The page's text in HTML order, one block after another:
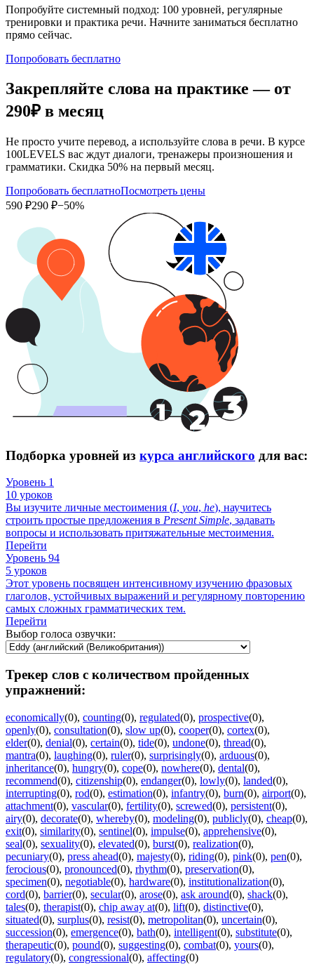
Попробуйте системный подход: 100 уровней, регулярные
тренировки и практика речи. Начните заниматься бесплатно
прямо сейчас.
Попробовать бесплатно
Закрепляйте слова на практике — от
290₽ в месяц
Не просто учите перевод, а используйте слова в речи. В курсе
100LEVELS вас ждут диалоги, тренажеры произношения и
грамматики. Скидка 50% на первый месяц.
Попробовать бесплатноПосмотреть цены
590 ₽290 ₽−50%
Подборка уровней из курса английского для вас:
Уровень 1
10 уроков
Вы изучите личные местоимения (I, you, he), научитесь
строить простые предложения в Present Simple, задавать
вопросы и использовать притяжательные местоимения.
Перейти
Уровень 94
5 уроков
Этот уровень посвящен интенсивному изучению фразовых
глаголов, устойчивых выражений и регулярному повторению
самых сложных грамматических тем.
Перейти
Выбор голоса озвучки:
Трекер слов с количеством пройденных
упражнений:
economically(0), counting(0), regulated(0), prospective(0),
openly(0), consultation(0), slow up(0), cooper(0), cortex(0),
elder(0), denial(0), certain(0), tide(0), undone(0), thread(0),
mantra(0), laughing(0), ruler(0), surprisingly(0), arduous(0),
inheritance(0), hungry(0), cope(0), nowhere(0), dental(0),
recommend(0), citizenship(0), endanger(0), lowly(0), landed(0),
interrupting(0), rod(0), estimation(0), infantry(0), burn(0), airport(0),
attachment(0), vascular(0), fertility(0), screwed(0), persistent(0),
airy(0), decorate(0), whereby(0), modeling(0), publicly(0), cheap(0),
exit(0), similarity(0), sentinel(0), impulse(0), apprehensive(0),
seal(0), sexuality(0), elevated(0), burst(0), realization(0),
pecuniary(0), press ahead(0), majesty(0), riding(0), pink(0), pen(0),
ferocious(0), pronounced(0), rhythm(0), preservation(0),
specimen(0), negotiable(0), hardware(0), institutionalization(0),
cord(0), barrier(0), secular(0), arose(0), ask around(0), shack(0),
tales(0), therapist(0), chip away at(0), lift(0), distinctive(0),
situated(0), surplus(0), resist(0), metropolitan(0), uncertain(0),
succession(0), emergence(0), bath(0), intelligent(0), substitute(0),
therapeutic(0), pound(0), suggesting(0), combat(0), yours(0),
regulatory(0), congressional(0), affecting(0)